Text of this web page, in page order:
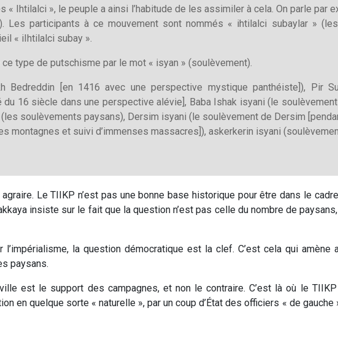
Ihtilalci », le peuple a ainsi l’habitude de les assimiler à cela. On parle par
Les participants à ce mouvement sont nommés « ihtilalci subaylar »
« iIhtilalci subay ».
type de putschisme par le mot « isyan » (soulèvement).
Bedreddin [en 1416 avec une perspective mystique panthéiste]), Pir
16 siècle dans une perspective alévie], Baba Ishak isyani (le
soulèvements paysans), Dersim isyani (le soulèvement de Dersim
montagnes et suivi d’immenses massacres]), askerkerin isyani
Le TIIKP n’est pas une bonne base historique pour être dans le
insiste sur le fait que la question n’est pas celle du nombre de
la question démocratique est la clef. C’est cela qui amène
paysans.
est le support des campagnes, et non le contraire. C’est là où le TIIKP
en quelque sorte « naturelle », par un coup d’État des officiers « de